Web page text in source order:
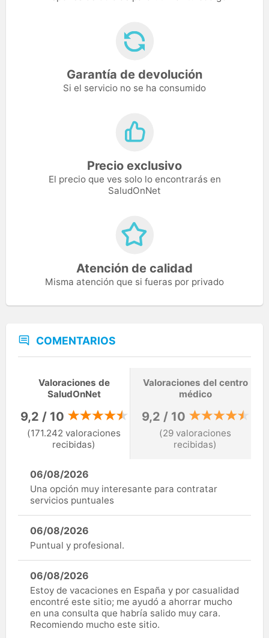
Garantía de devolución
Si el servicio no se ha consumido
Precio exclusivo
El precio que ves solo lo encontrarás en
SaludOnNet
Atención de calidad
Misma atención que si fueras por privado
COMENTARIOS
Valoraciones de
SaludOnNet
9,2 / 10
(171.242 valoraciones
recibidas)
Valoraciones del centro
médico
9,2 / 10
(29 valoraciones
recibidas)
06/08/2026
Una opción muy interesante para contratar
servicios puntuales
06/08/2026
Puntual y profesional.
06/08/2026
Estoy de vacaciones en España y por casualidad
encontré este sitio; me ayudó a ahorrar mucho
en una consulta que habría salido muy cara.
Recomiendo mucho este sitio.